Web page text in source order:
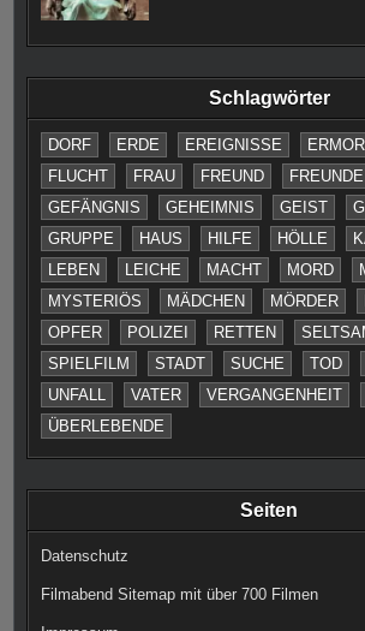
Schlagwörter
DORF ERDE EREIGNISSE
FLUCHT
FRAU FREUND FREUNDE
GEFÄNGNIS
GEHEIMNIS GEIST
GRUPPE
HAUS HILFE HÖLLE
LEBEN
LEICHE MACHT MORD
MYSTERIÖS
MÄDCHEN MÖRDER
OPFER
POLIZEI RETTEN
SPIELFILM
STADT SUCHE TOD
UNFALL
VATER VERGANGENHEIT
ÜBERLEBENDE
Seiten
Datenschutz
Filmabend Sitemap mit über 700 Filmen